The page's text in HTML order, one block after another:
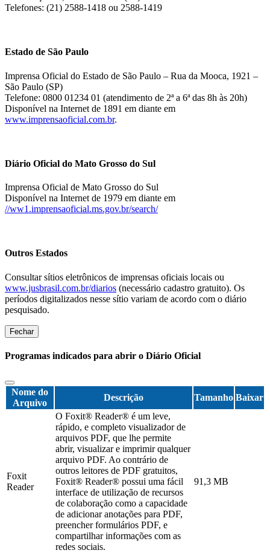
Telefones: (21) 2588-1418 ou 2588-1419
Estado de São Paulo
Imprensa Oficial do Estado de São Paulo – Rua da Mooca, 1921 –
São Paulo (SP)
Telefone: 0800 01234 01 (atendimento de 2ª a 6ª das 8h às 20h)
Disponível na Internet de 1891 em diante em
www.imprensaoficial.com.br.
Diário Oficial do Mato Grosso do Sul
Imprensa Oficial de Mato Grosso do Sul
Disponível na Internet de 1979 em diante em
//ww1.imprensaoficial.ms.gov.br/search/
Outros Estados
Consultar sítios eletrônicos de imprensas oficiais locais ou
www.jusbrasil.com.br/diarios (necessário cadastro gratuito). Os
períodos digitalizados nesse sítio variam de acordo com o diário
pesquisado.
Fechar
Programas indicados para abrir o Diário Oficial
Nome do
Arquivo
Descrição Tamanho Baixar
Foxit
Reader
O Foxit® Reader® é um leve,
rápido, e completo visualizador de
arquivos PDF, que lhe permite
abrir, visualizar e imprimir qualquer
arquivo PDF. Ao contrário de
outros leitores de PDF gratuitos,
Foxit® Reader® possui uma fácil
interface de utilização de recursos
de colaboração como a capacidade
de adicionar anotações para PDF,
preencher formulários PDF, e
compartilhar informações com as
redes sociais.
91,3 MB